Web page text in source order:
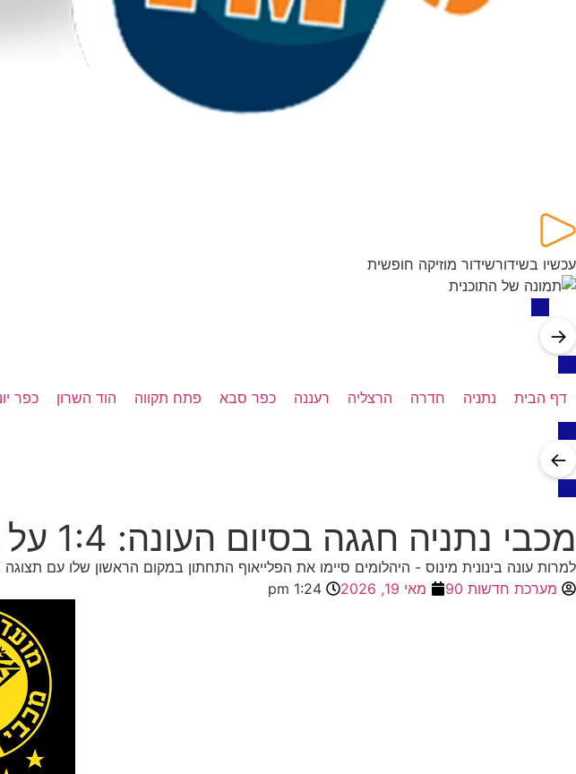
עכשיו בשידורשידור מוזיקה חופשית
→
דף הבית נתניה חדרה הרצליה רעננה כפר סבא פתח תקווה הוד השרון כפר
←
מכבי נתניה חגגה בסיום העונה: 1:4 על בני ריינה במשחק הנעילה
למרות עונה בינונית מינוס - היהלומים סיימו את הפלייאוף התחתון במקום הראשון שלו עם
מערכת חדשות 90
מאי 19, 2026 1:24 pm